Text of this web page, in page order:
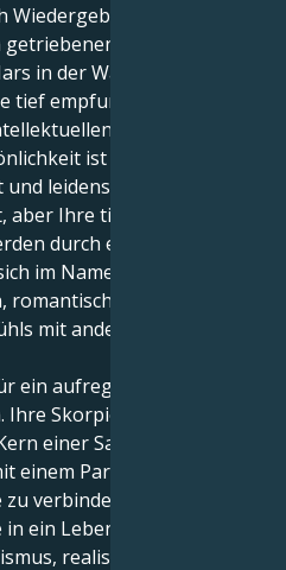
Wiedergeburt strebende
nach
in der Waage trifft, sind
tief empfundener
Gleichgewichts.
ist durch ein tiefes
leidenschaftlicher
Ihre tieferen
durch ein intensives
im Namen der Fairness
und
mit anderen
ein aufregendes und
Skorpion-Sonne sehnt
einer Sache
einem Partner auf einer
verbinden. Aber Ihr Mars
ein Leben mit
realistischen Zielen